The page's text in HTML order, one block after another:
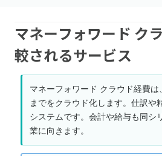
マネーフォワード ク
較されるサービス
マネーフォワード クラウド経費
までをクラウド化します。仕訳や
システムです。会計や給与も同シ
業に向きます。